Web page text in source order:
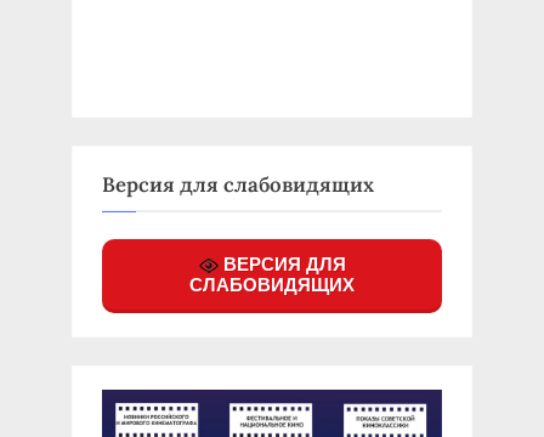
Версия для слабовидящих
ВЕРСИЯ ДЛЯ
СЛАБОВИДЯЩИХ